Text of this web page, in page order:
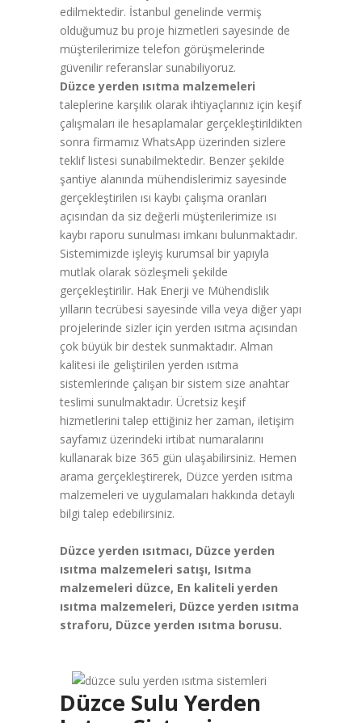
edilmektedir. İstanbul genelinde vermiş
olduğumuz bu proje hizmetleri sayesinde de
müşterilerimize telefon görüşmelerinde
güvenilir referanslar sunabiliyoruz.
Düzce yerden ısıtma malzemeleri
taleplerine karşılık olarak ihtiyaçlarınız için keşif
çalışmaları ile hesaplamalar gerçekleştirildikten
sonra firmamız WhatsApp üzerinden sizlere
teklif listesi sunabilmektedir. Benzer şekilde
şantiye alanında mühendislerimiz sayesinde
gerçekleştirilen ısı kaybı çalışma oranları
açısından da siz değerli müşterilerimize ısı
kaybı raporu sunulması imkanı bulunmaktadır.
Sistemimizde işleyiş kurumsal bir yapıyla
mutlak olarak sözleşmeli şekilde
gerçekleştirilir. Hak Enerji ve Mühendislik
yılların tecrübesi sayesinde villa veya diğer yapı
projelerinde sizler için yerden ısıtma açısından
çok büyük bir destek sunmaktadır. Alman
kalitesi ile geliştirilen yerden ısıtma
sistemlerinde çalışan bir sistem size anahtar
teslimi sunulmaktadır. Ücretsiz keşif
hizmetlerini talep ettiğiniz her zaman, iletişim
sayfamız üzerindeki irtibat numaralarını
kullanarak bize 365 gün ulaşabilirsiniz. Hemen
arama gerçekleştirerek, Düzce yerden ısıtma
malzemeleri ve uygulamaları hakkında detaylı
bilgi talep edebilirsiniz.
Düzce yerden ısıtmacı, Düzce yerden
ısıtma malzemeleri satışı, Isıtma
malzemeleri düzce, En kaliteli yerden
ısıtma malzemeleri, Düzce yerden ısıtma
straforu, Düzce yerden ısıtma borusu.
Düzce Sulu Yerden